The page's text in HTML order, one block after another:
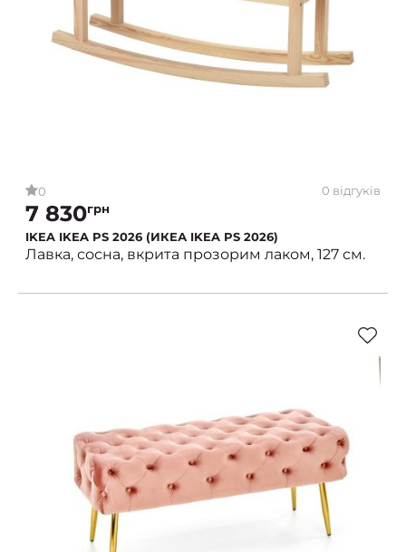
0 0 відгуків
7 830грн
IKEA IKEA PS 2026 (ИКЕА IKEA PS 2026)
Лавка, сосна, вкрита прозорим лаком, 127 см.